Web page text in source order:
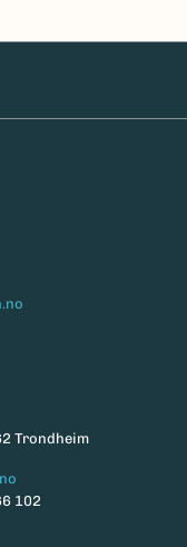
Trondheim
102